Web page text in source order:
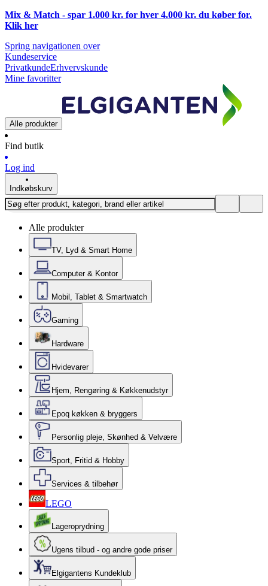
Mix & Match - spar 1.000 kr. for hver 4.000 kr. du køber for.
Klik her
Spring navigationen over
Kundeservice
PrivatkundeErhvervskunde
Mine favoritter
Alle produkter
Find butik
Log ind
Indkøbskurv
Alle produkter
TV, Lyd & Smart Home
Computer & Kontor
Mobil, Tablet & Smartwatch
Gaming
Hardware
Hvidevarer
Hjem, Rengøring & Køkkenudstyr
Epoq køkken & bryggers
Personlig pleje, Skønhed & Velvære
Sport, Fritid & Hobby
Services & tilbehør
LEGO
Lageroprydning
Ugens tilbud - og andre gode priser
Elgigantens Kundeklub